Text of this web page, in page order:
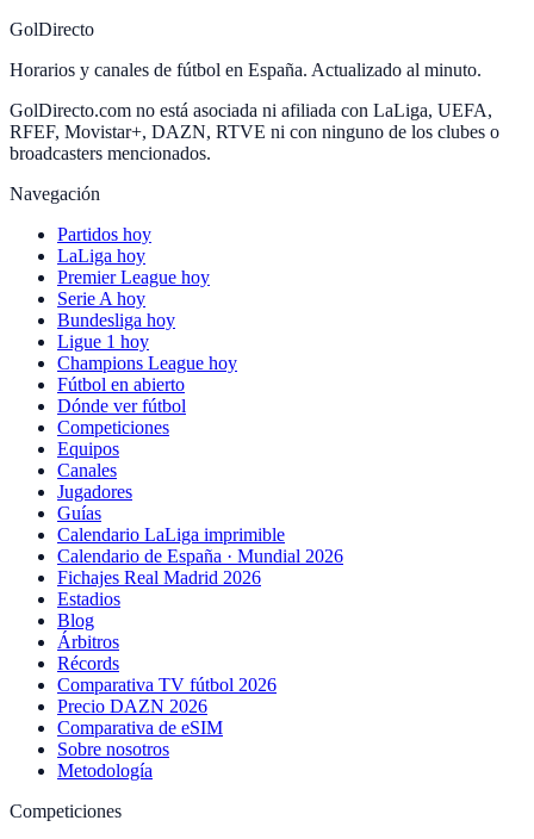
GolDirecto
Horarios y canales de fútbol en España. Actualizado al minuto.
GolDirecto.com no está asociada ni afiliada con LaLiga, UEFA,
RFEF, Movistar+, DAZN, RTVE ni con ninguno de los clubes o
broadcasters mencionados.
Navegación
Partidos hoy
LaLiga hoy
Premier League hoy
Serie A hoy
Bundesliga hoy
Ligue 1 hoy
Champions League hoy
Fútbol en abierto
Dónde ver fútbol
Competiciones
Equipos
Canales
Jugadores
Guías
Calendario LaLiga imprimible
Calendario de España · Mundial 2026
Fichajes Real Madrid 2026
Estadios
Blog
Árbitros
Récords
Comparativa TV fútbol 2026
Precio DAZN 2026
Comparativa de eSIM
Sobre nosotros
Metodología
Competiciones